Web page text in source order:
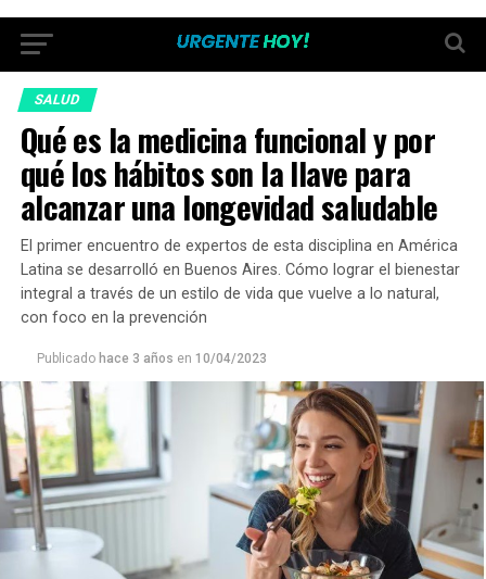
SALUD
Qué es la medicina funcional y por
qué los hábitos son la llave para
alcanzar una longevidad saludable
El primer encuentro de expertos de esta disciplina en América
Latina se desarrolló en Buenos Aires. Cómo lograr el bienestar
integral a través de un estilo de vida que vuelve a lo natural,
con foco en la prevención
Publicado hace 3 años en 10/04/2023